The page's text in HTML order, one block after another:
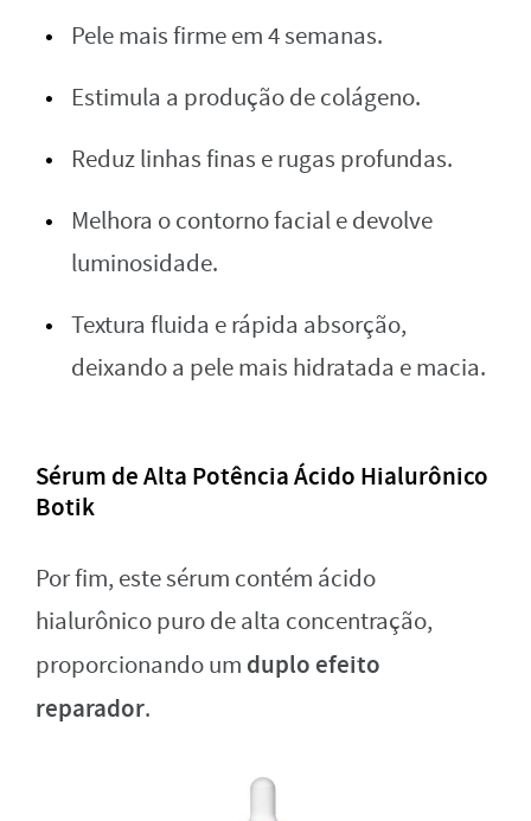
Pele mais firme em 4 semanas.
Estimula a produção de colágeno.
Reduz linhas finas e rugas profundas.
Melhora o contorno facial e devolve
luminosidade.
Textura fluida e rápida absorção,
deixando a pele mais hidratada e macia.
Sérum de Alta Potência Ácido Hialurônico
Botik
Por fim, este sérum contém ácido
hialurônico puro de alta concentração,
proporcionando um duplo efeito
reparador.